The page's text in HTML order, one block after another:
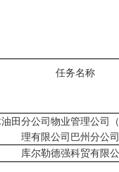
任务名称
田分公司物业管理公司
理有限公司巴州分公司
库尔勒德强科贸有限公